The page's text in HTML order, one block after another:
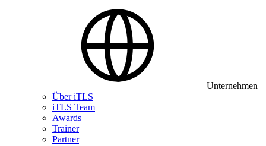
Unternehmen
Über iTLS
iTLS Team
Awards
Trainer
Partner